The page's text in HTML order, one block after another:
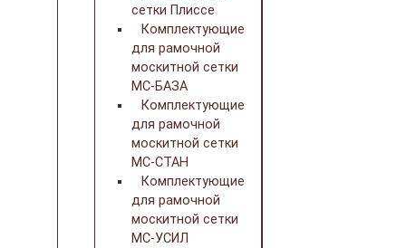
сетки Плиссе
Комплектующие
для рамочной
москитной сетки
МС-БАЗА
Комплектующие
для рамочной
москитной сетки
МС-СТАН
Комплектующие
для рамочной
москитной сетки
МС-УСИЛ